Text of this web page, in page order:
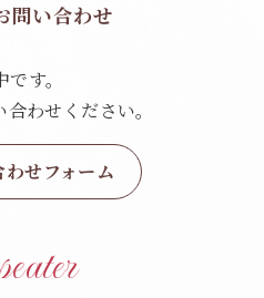
問い合わせ
す。
わせください。
せフォーム